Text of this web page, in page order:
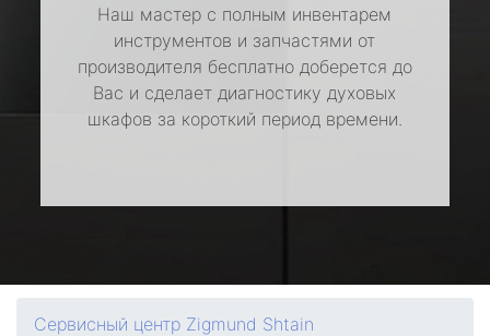
Наш мастер с полным инвентарем
инструментов и запчастями от
производителя бесплатно доберется до
Вас и сделает диагностику духовых
шкафов за короткий период времени.
Сервисный центр Zigmund Shtain